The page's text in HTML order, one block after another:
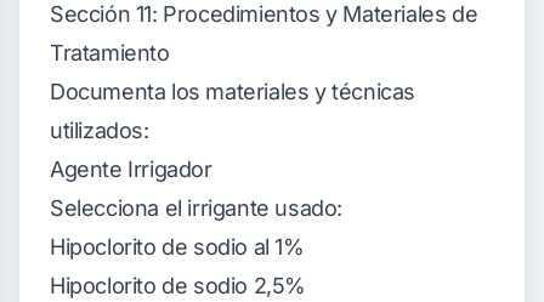
Sección 11: Procedimientos y Materiales de
Tratamiento
Documenta los materiales y técnicas
utilizados:
Agente Irrigador
Selecciona el irrigante usado:
Hipoclorito de sodio al 1%
Hipoclorito de sodio 2,5%